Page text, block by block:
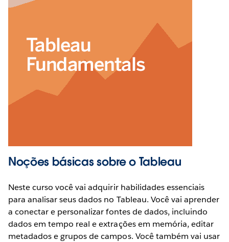
Noções básicas sobre o Tableau
Neste curso você vai adquirir habilidades essenciais
para analisar seus dados no Tableau. Você vai aprender
a conectar e personalizar fontes de dados, incluindo
dados em tempo real e extrações em memória, editar
metadados e grupos de campos. Você também vai usar